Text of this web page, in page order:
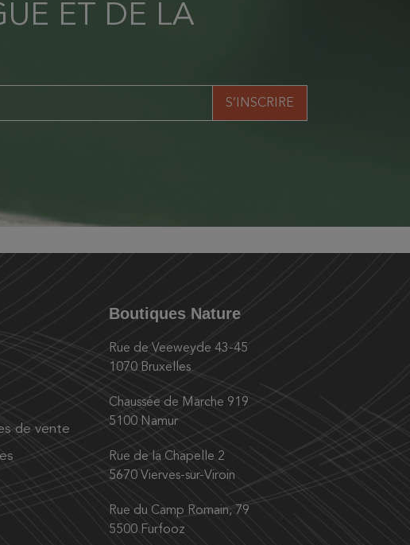
ET DE LA
de vente
Boutiques Nature
Rue de Veeweyde 43-45
1070 Bruxelles
Chaussée de Marche 919
5100 Namur
Rue de la Chapelle 2
5670 Vierves-sur-Viroin
Rue du Camp Romain, 79
5500 Furfooz